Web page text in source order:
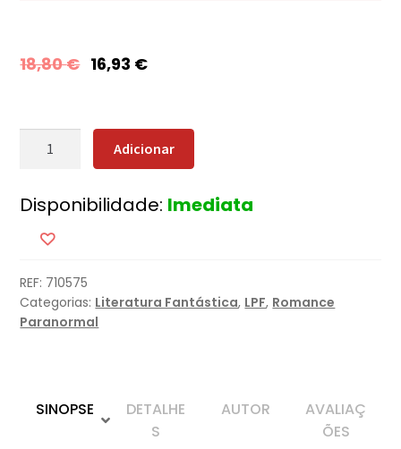
18,80€ 16,93 €
Quantidade
das
Trevas
Parte
Dois
Adicionar
Disponibilidade: Imediata
REF: 710575
Categorias: Literatura Fantástica, LPF, Romance
Paranormal
SINOPSE
DETALHE
S
AUTOR
AVALIAÇ
ÕES